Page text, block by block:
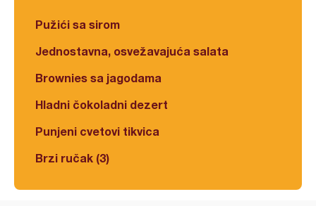
Pužići sa sirom
Jednostavna, osvežavajuća salata
Brownies sa jagodama
Hladni čokoladni dezert
Punjeni cvetovi tikvica
Brzi ručak (3)